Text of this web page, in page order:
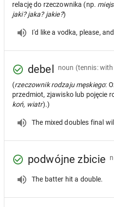
relację do rzeczownika (np.
jaki? jaka? jakie?)
I'd like a vodka, please,
debel noun (tennis:
(rzeczownik rodzaju męskiego:
przedmiot, zjawisko lub pojęcie
koń, wiatr).)
The mixed doubles final
podwójne zbicie
The batter hit a double.